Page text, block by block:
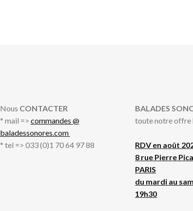
Nous CONTACTER
* mail => commandes @
baladessonores.com
* tel => 033 (0)1 70 64 97 88
BALADES
toute notre offre
RDV en août
8 rue Pierre
PARIS
du mardi au
19h30